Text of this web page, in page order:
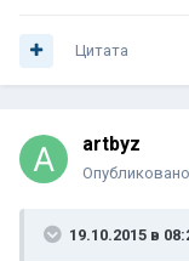
Цитата
artbyz
19.10.2015 в